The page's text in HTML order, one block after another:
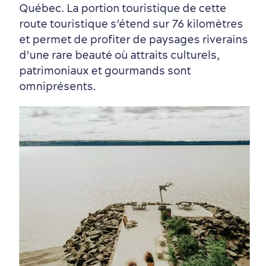
Québec. La portion touristique de cette
route touristique s’étend sur 76 kilomètres
et permet de profiter de paysages riverains
d’une rare beauté où attraits culturels,
patrimoniaux et gourmands sont
omniprésents.